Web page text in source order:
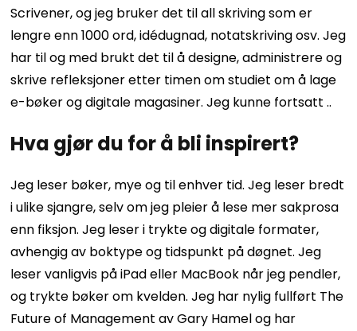
Scrivener, og jeg bruker det til all skriving som er
lengre enn 1000 ord, idédugnad, notatskriving osv. Jeg
har til og med brukt det til å designe, administrere og
skrive refleksjoner etter timen om studiet om å lage
e-bøker og digitale magasiner. Jeg kunne fortsatt ..
Hva gjør du for å bli inspirert?
Jeg leser bøker, mye og til enhver tid. Jeg leser bredt
i ulike sjangre, selv om jeg pleier å lese mer sakprosa
enn fiksjon. Jeg leser i trykte og digitale formater,
avhengig av boktype og tidspunkt på døgnet. Jeg
leser vanligvis på iPad eller MacBook når jeg pendler,
og trykte bøker om kvelden. Jeg har nylig fullført The
Future of Management av Gary Hamel og har